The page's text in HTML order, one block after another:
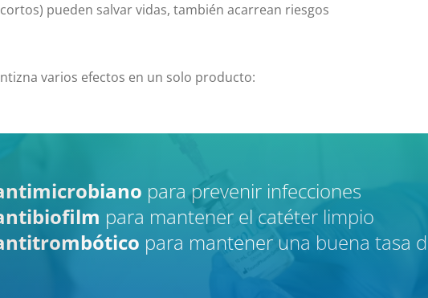
pueden salvar vidas, también acarrean riesgos
varios efectos en un solo producto:
para prevenir infecciones
para mantener el catéter limpio
para mantener una buena tasa